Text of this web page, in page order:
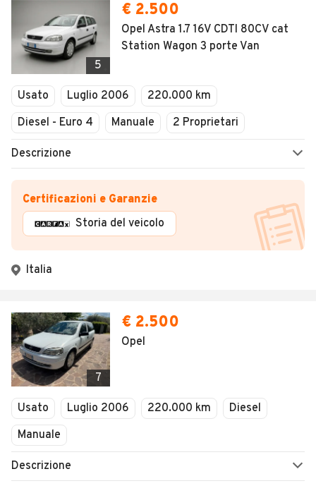
5
€ 2.500
Opel Astra 1.7 16V CDTI 80CV cat
Station Wagon 3 porte Van
Usato Luglio 2006
220.000 km
Diesel - Euro 4
Manuale 2 Proprietari
Descrizione
Certificazioni e Garanzie
Storia del veicolo
Italia
7
€ 2.500
Opel
Usato Luglio 2006 220.000 km
Diesel
Manuale
Descrizione